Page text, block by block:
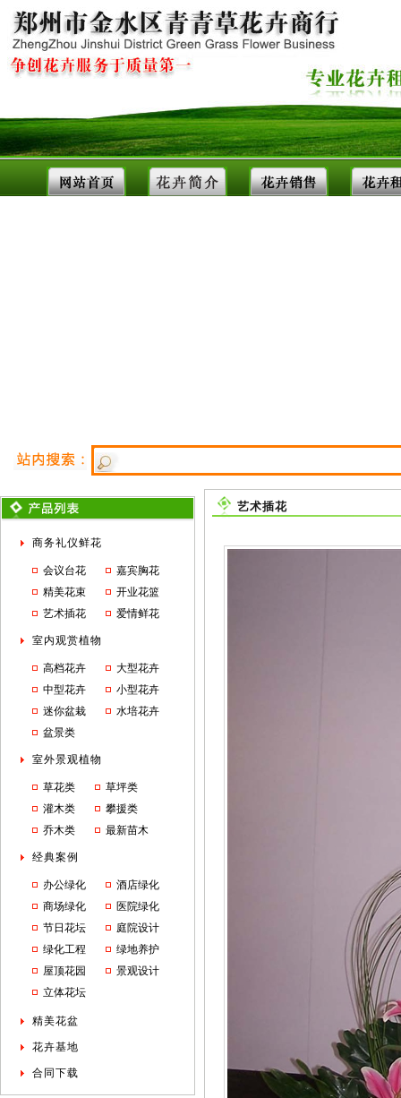
商务礼仪鲜花
会议台花
嘉宾胸花
精美花束
开业花篮
艺术插花
爱情鲜花
室内观赏植物
高档花卉
大型花卉
中型花卉
小型花卉
迷你盆栽
水培花卉
盆景类
室外景观植物
草花类
草坪类
灌木类
攀援类
乔木类
最新苗木
经典案例
办公绿化
酒店绿化
商场绿化
医院绿化
节日花坛
庭院设计
绿化工程
绿地养护
屋顶花园
景观设计
立体花坛
精美花盆
花卉基地
合同下载
艺术插花